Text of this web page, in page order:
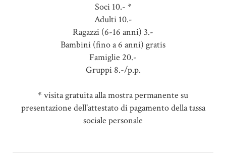
Soci 10.- *
Adulti 10.-
Ragazzi (6-16 anni) 3.-
Bambini (fino a 6 anni) gratis
Famiglie 20.-
Gruppi 8.-/p.p.
* visita gratuita alla mostra permanente su
presentazione dell'attestato di pagamento della tassa
sociale personale